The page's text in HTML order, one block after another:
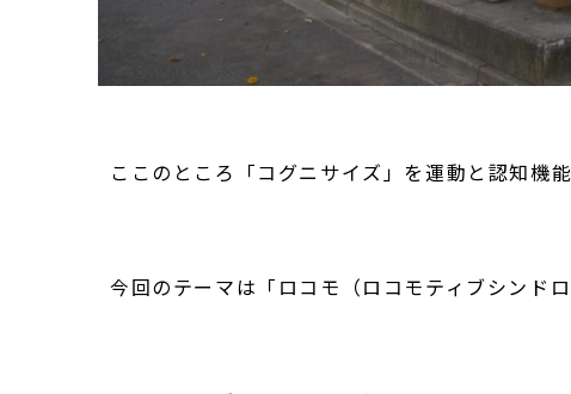
ここのところ「コグニサイズ」を運動と認知機
今回のテーマは「ロコモ（ロコモティブシンドロ